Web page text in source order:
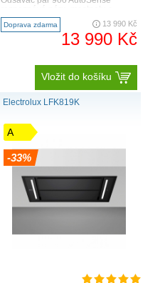
pachy v kuchyni a intuitivně
upravu..
Doprava zdarma 13 990 Kč
13 990 Kč
Vložit do košíku
Electrolux LFK819K
A
-33%